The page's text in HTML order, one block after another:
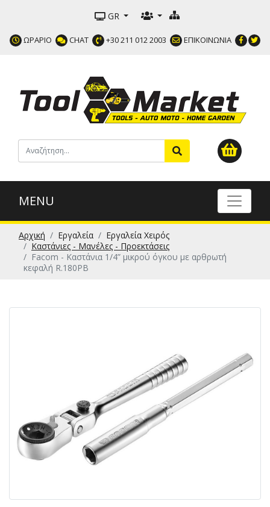
GR
ΩΡΑΡΙΟ CHAT +30 211 012 2003 ΕΠΙΚΟΙΝΩΝΙΑ
MENU
Αρχική Εργαλεία
Εργαλεία Χειρός
Καστάνιες - Μανέλες - Προεκτάσεις
Facom - Καστάνια 1/4” μικρού όγκου με αρθρωτή
κεφαλή R.180PB